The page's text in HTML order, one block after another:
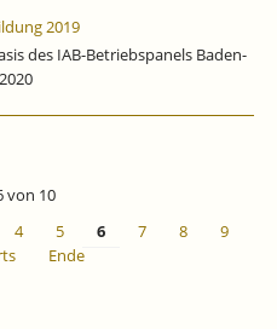
2019
des IAB-Betriebspanels Baden-
von 10
4 5 6 7 8
9
Ende